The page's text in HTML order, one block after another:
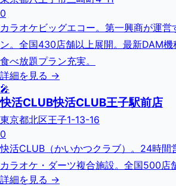
0
カラオケビッグエコー。第一興商が運営
ン。全国430店舗以上展開。最新DAM機
食べ放題プラン充実。
詳細を見る →
🎤
快活CLUB快活CLUB王子駅前店
東京都北区王子1-13-16
0
快活CLUB（かいかつクラブ）。24時間
カラオケ・ダーツ複合施設。全国500店
詳細を見る →